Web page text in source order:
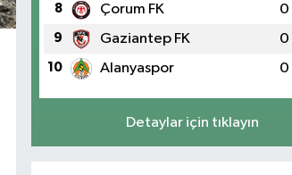
8 Çorum FK 0
9 Gaziantep FK 0
10 Alanyaspor 0
Detaylar için tıklayın